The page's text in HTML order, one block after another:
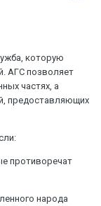
которую
АГС позволяет
частях, а
предоставляющих
противоречат
народа